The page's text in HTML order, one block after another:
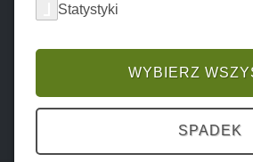
Statystyki
WYBIERZ
SPADEK